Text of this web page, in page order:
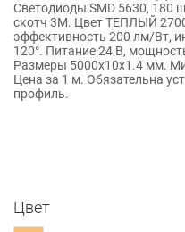
Светодиоды SMD 5630, 180
скотч 3M. Цвет ТЕПЛЫЙ
эффективность 200 лм/Вт,
120°. Питание 24 В,
Размеры 5000x10x1.4 мм.
Цена за 1 м. Обязательна
профиль.
Цвет